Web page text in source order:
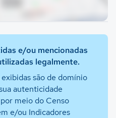
e/ou mencionadas
legalmente.
são de domínio
autenticidade
meio do Censo
e/ou Indicadores